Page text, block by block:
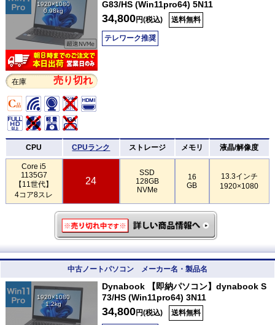
1920×1080
0.98kg
在庫 売り切れ
G83/HS (Win11pro64) 5N11
34,800円(税込) 送料無料
テレワーク推奨
CPU CPUランク ストレージ メモリ 液晶/解像度
Core i5
1135G7
【11世代】
4コア8スレ
24
SSD
128GB
NVMe
16
GB
13.3インチ
1920×1080
中古ノートパソコン メーカー名・製品名
1920×1080
1.2kg
Dynabook 【即納パソコン】dynabook S
73/HS (Win11pro64) 3N11
34,800円(税込) 送料無料